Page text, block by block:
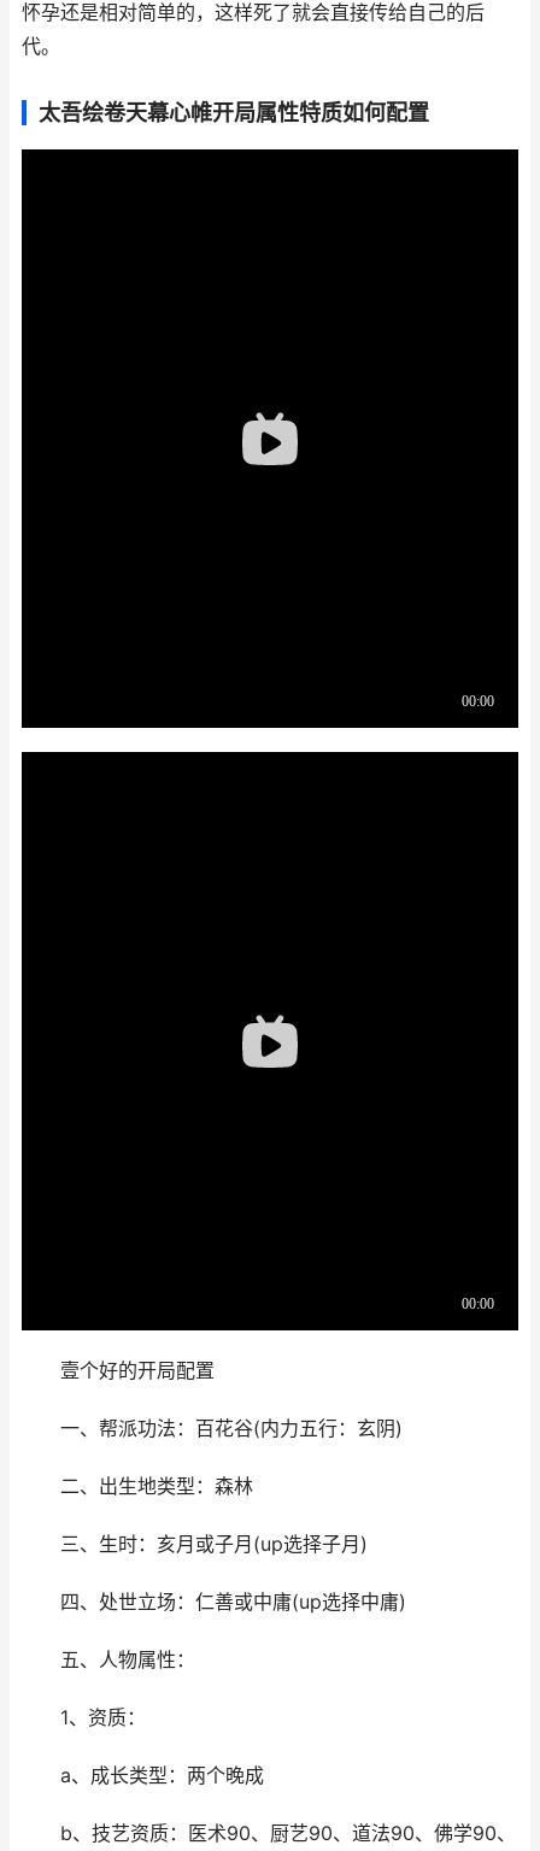
怀孕还是相对简单的，这样死了就会直接传给自己的后
代。
太吾绘卷天幕心帷开局属性特质如何配置
壹个好的开局配置
一、帮派功法：百花谷(内力五行：玄阴)
二、出生地类型：森林
三、生时：亥月或子月(up选择子月)
四、处世立场：仁善或中庸(up选择中庸)
五、人物属性：
1、资质：
a、成长类型：两个晚成
b、技艺资质：医术90、厨艺90、道法90、佛学90、